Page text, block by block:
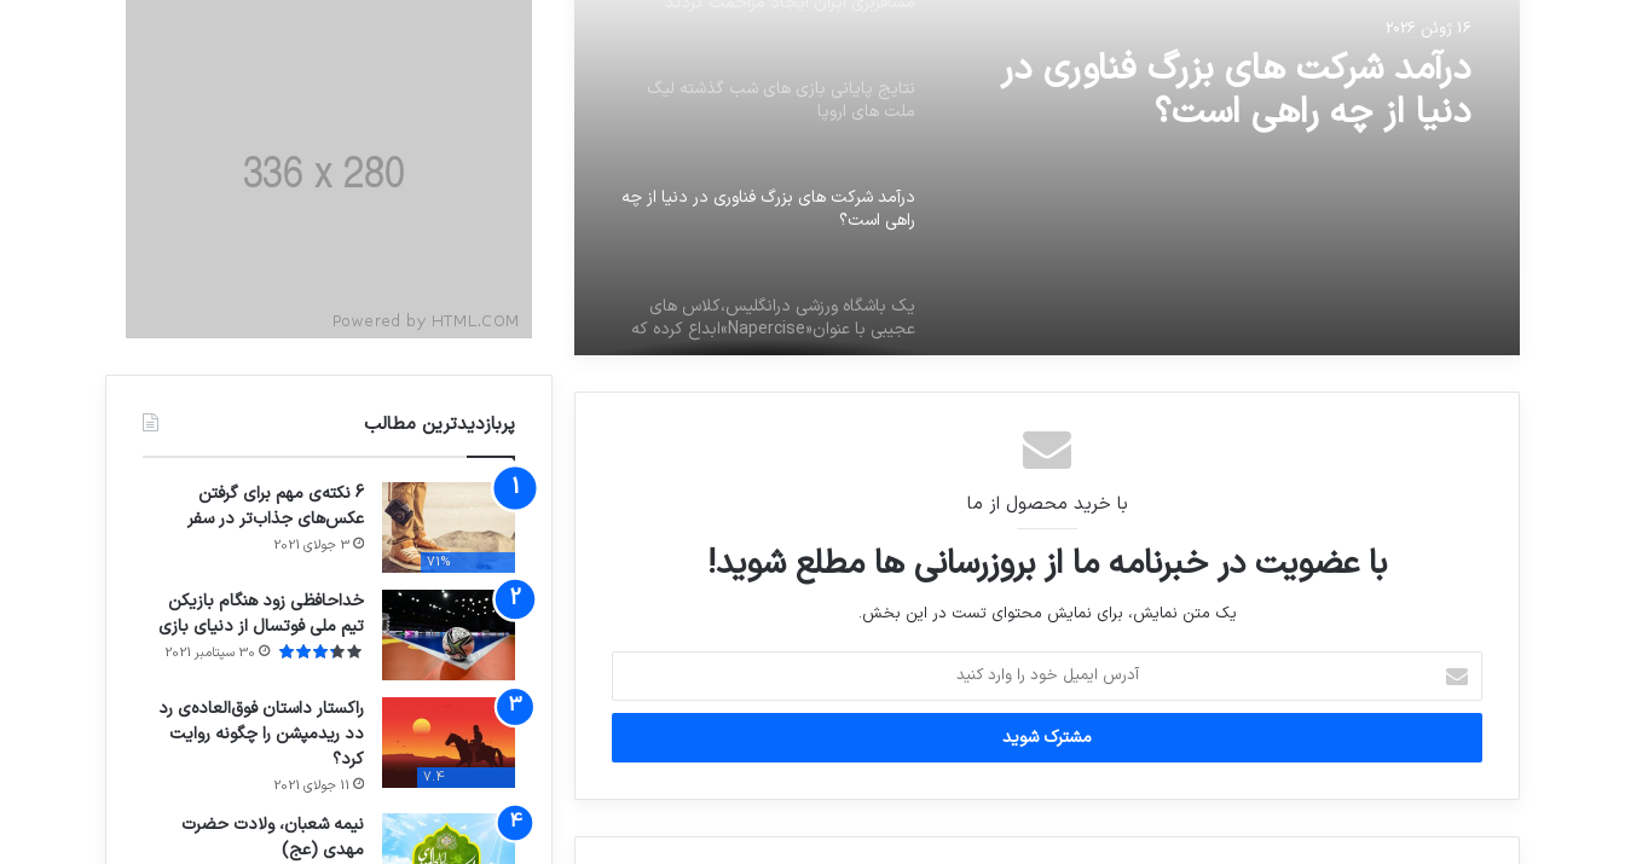
16 ژوئن 2026
درآمد شرکت های بزرگ فناوری در
دنیا از چه راهی است؟
نتایج پایانی بازی های شب گذشته لیگ
ملت های اروپا
درآمد شرکت های بزرگ فناوری در دنیا از چه
راهی است؟
یک باشگاه ورزشی درانگلیس،کلاس های
عجیبی با عنوان«Napercise»ابداع کرده که
ورزشکاران درآن فقط می‌خوابند!
جنگنده های امریکایی، برای یک هواپیمای
مسافربری ایران ایجاد مزاحمت کردند
نتایج پایانی بازی های شب گذشته لیگ
ملت های اروپا
درآمد شرکت های بزرگ فناوری در دنیا از چه
با خرید محصول از ما
با عضویت در خبرنامه ما از بروزرسانی ها مطلع شوید!
یک متن نمایش، برای نمایش محتوای تست در این بخش.
آدرس
ایمیل
خود
وارد
پربازدیدترین مطالب
71%
6 نکته‌ی مهم برای گرفتن
عکس‌های جذاب‌تر در سفر
3 جولای 2021
خداحافظی زود هنگام بازیکن
تیم ملی فوتسال از دنیای بازی
30 سپتامبر 2021
7.4
راکستار داستان فوق‌العاده‌ی رد
دد ریدمپشن را چگونه روایت
کرد؟
11 جولای 2021
نیمه شعبان، ولادت حضرت
مهدی (عج)